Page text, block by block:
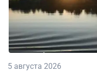
5 августа 2026